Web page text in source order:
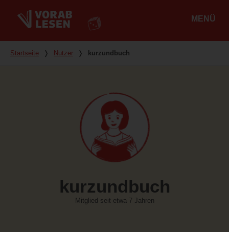
MENÜ
Du bist hier
Startseite ❭ Nutzer ❭ kurzundbuch
kurzundbuch
Mitglied seit etwa 7 Jahren